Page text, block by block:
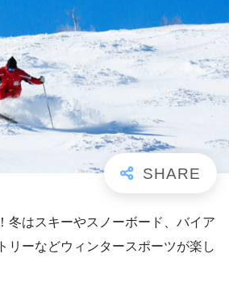
冬はスキーやスノーボード、バイア
リーなどウィンタースポーツが楽し